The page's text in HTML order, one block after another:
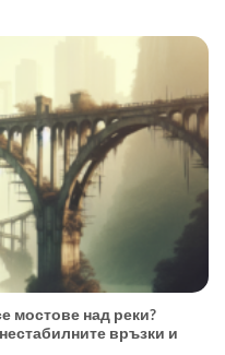
мостове над реки?
връзки и